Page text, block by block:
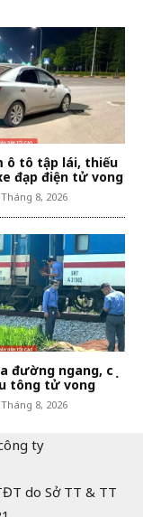
ô tô tập lái, thiếu
đạp điện tử vong
Tháng 8, 2026
đường ngang, cụ
tông tử vong
Tháng 8, 2026
ty
do Sở TT & TT